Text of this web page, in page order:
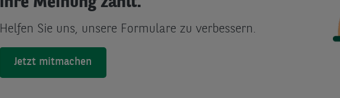
Helfen Sie uns, unsere Formulare zu verbessern.
Jetzt mitmachen